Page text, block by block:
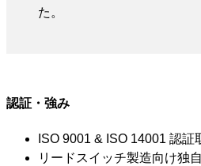
た。
認証・強み
ISO 9001 & ISO 14001 認証
リードスイッチ製造向け独